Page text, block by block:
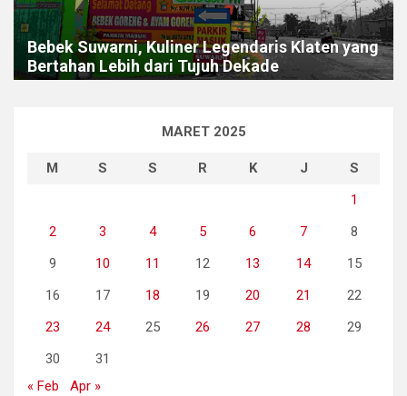
Bebek Suwarni, Kuliner Legendaris Klaten yang
Bertahan Lebih dari Tujuh Dekade
MARET 2025
M S S R K J
S
1
2
3 4 5 6 7
8
9
10 11 12 13 14
15
16
17 18 19 20 21
22
23
24 25 26 27 28
29
30
31
« Feb
Apr »